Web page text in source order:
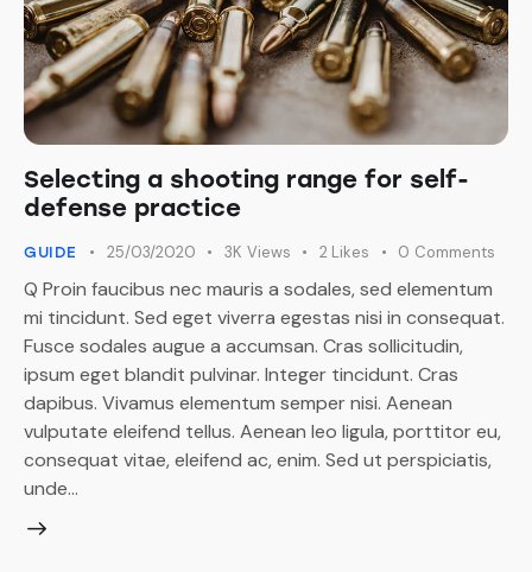
Selecting a shooting range for self-
defense practice
GUIDE 25/03/2020 3K Views 2 Likes 0 Comments
Q Proin faucibus nec mauris a sodales, sed elementum
mi tincidunt. Sed eget viverra egestas nisi in consequat.
Fusce sodales augue a accumsan. Cras sollicitudin,
ipsum eget blandit pulvinar. Integer tincidunt. Cras
dapibus. Vivamus elementum semper nisi. Aenean
vulputate eleifend tellus. Aenean leo ligula, porttitor eu,
consequat vitae, eleifend ac, enim. Sed ut perspiciatis,
unde…